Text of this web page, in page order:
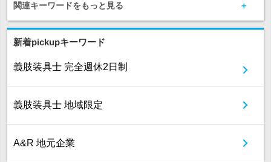
関連キーワードをもっと見る
新着pickupキーワード
義肢装具士 完全週休2日制
義肢装具士 地域限定
A&R 地元企業